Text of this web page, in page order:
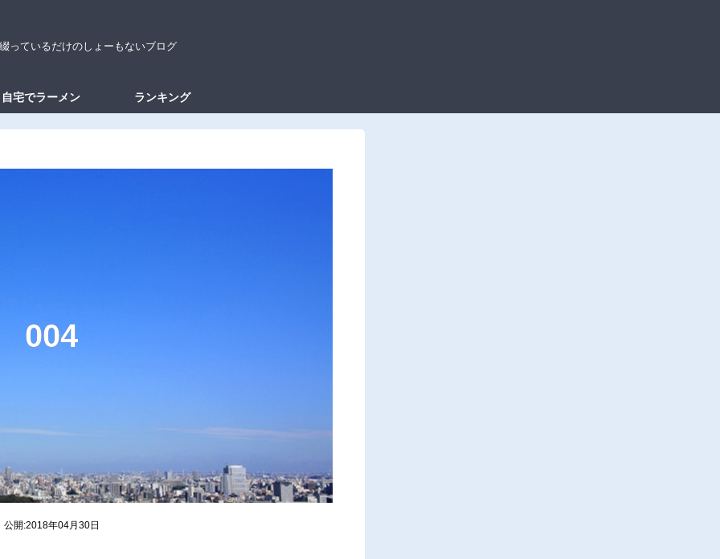
っているだけのしょーもないブログ
自宅でラーメン ランキング
004
公開:2018年04月30日